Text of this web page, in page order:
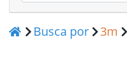
Busca por 3m